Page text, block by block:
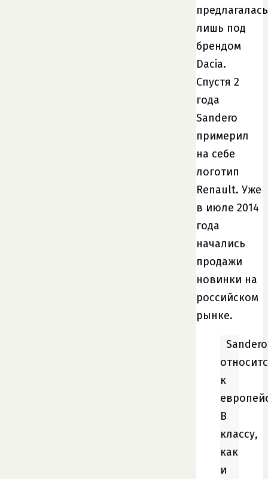
предлагалась
лишь под
брендом
Dacia.
Спустя 2
года
Sandero
примерил
на себе
логотип
Renault. Уже
в июле 2014
года
начались
продажи
новинки на
российском
рынке.
Sandero
к
B
классу,
как
и